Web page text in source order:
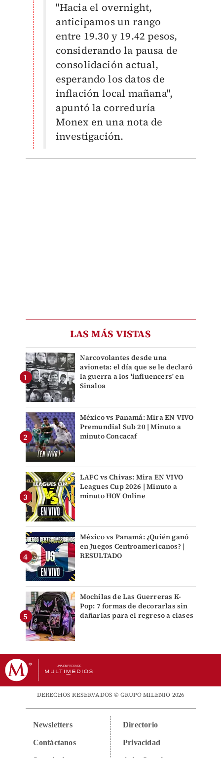
"Hacia el overnight,
anticipamos un rango
entre 19.30 y 19.42 pesos,
considerando la pausa de
consolidación actual,
esperando los datos de
inflación local mañana",
apuntó la correduría
Monex en una nota de
investigación.
LAS MÁS VISTAS
Narcovolantes desde una
avioneta: el día que se le declaró
la guerra a los 'influencers' en
Sinaloa
México vs Panamá: Mira EN VIVO
Premundial Sub 20 | Minuto a
minuto Concacaf
LAFC vs Chivas: Mira EN VIVO
Leagues Cup 2026 | Minuto a
minuto HOY Online
México vs Panamá: ¿Quién ganó
en Juegos Centroamericanos? |
RESULTADO
Mochilas de Las Guerreras K-
Pop: 7 formas de decorarlas sin
dañarlas para el regreso a clases
DERECHOS RESERVADOS © GRUPO MILENIO 2026
Newsletters
Contáctanos
Directorio
Privacidad